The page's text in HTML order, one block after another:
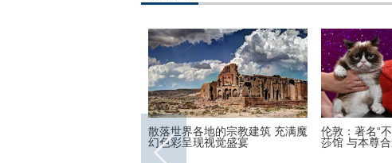
散落世界各地的宗教建筑 充满魔
幻色彩呈现视觉盛宴
伦敦：著名“不爽猫”蜡
莎馆 与本尊合影傻傻